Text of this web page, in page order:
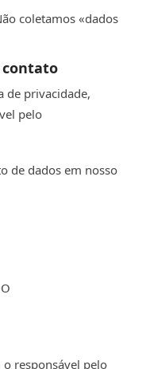
coletamos «dados
contato
de privacidade,
pelo
de dados em nosso
responsável pelo